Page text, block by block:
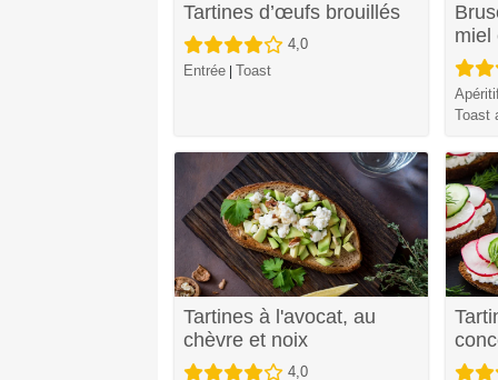
Tartines d’œufs brouillés
4,0
Entrée Toast
miel
Toast
Tartines à l'avocat, au
chèvre et noix
4,0